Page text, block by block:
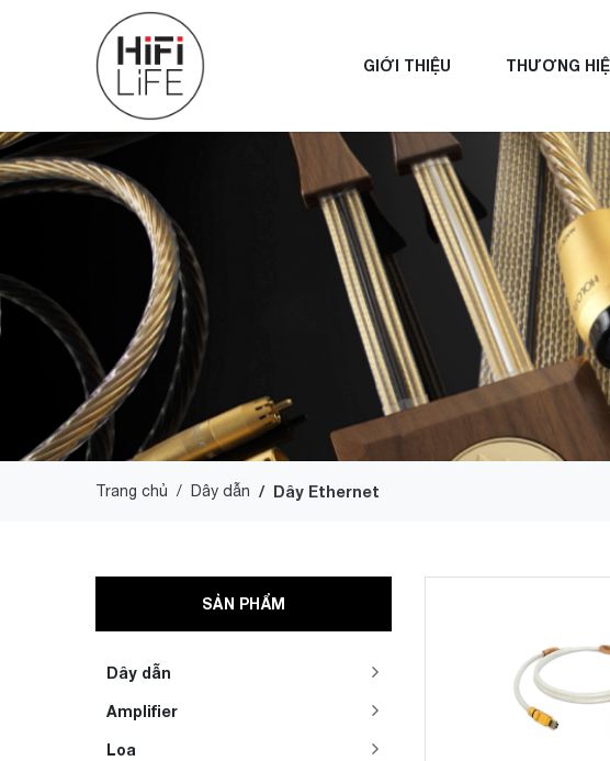
GIỚI THIỆU THƯƠNG
Trang chủ Dây dẫn Dây Ethernet
SẢN PHẨM
Dây dẫn
Amplifier
Loa